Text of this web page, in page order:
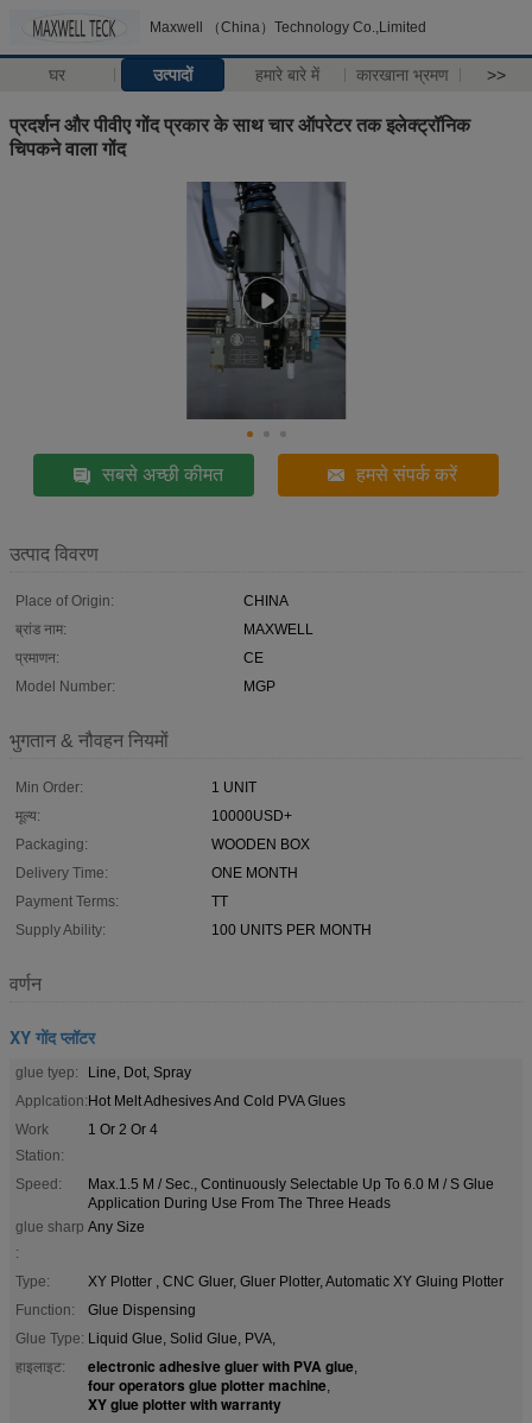
Maxwell （China）Technology Co.,Limited
घर उत्पादों हमारे बारे में कारखाना भ्रमण >>
प्रदर्शन और पीवीए गोंद प्रकार के साथ चार ऑपरेटर तक इलेक्ट्रॉनिक
चिपकने वाला गोंद
सबसे अच्छी कीमत हमसे संपर्क करें
उत्पाद विवरण
Place of Origin:
CHINA
ब्रांड नाम:
MAXWELL
प्रमाणन:
CE
Model Number:
MGP
भुगतान & नौवहन नियमों
Min Order:
1 UNIT
मूल्य:
10000USD+
Packaging:
WOODEN BOX
Delivery Time:
ONE MONTH
Payment Terms:
TT
Supply Ability:
100 UNITS PER MONTH
वर्णन
XY गोंद प्लॉटर
glue tyep:
Line, Dot, Spray
Applcation:Hot Melt Adhesives And Cold PVA Glues
Work
Station:
1 Or 2 Or 4
Speed:
Max.1.5 M / Sec., Continuously Selectable Up To 6.0 M / S Glue
Application During Use From The Three Heads
glue sharp
:
Any Size
Type:
XY Plotter , CNC Gluer, Gluer Plotter, Automatic XY Gluing Plotter
Function:
Glue Dispensing
Glue Type: Liquid Glue, Solid Glue, PVA,
हाइलाइट:
electronic adhesive gluer with PVA glue,
four operators glue plotter machine,
XY glue plotter with warranty